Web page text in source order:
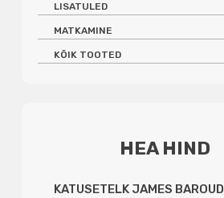
LISATULED
MATKAMINE
KÕIK TOOTED
HEA HIND
KATUSETELK JAMES BAROUD